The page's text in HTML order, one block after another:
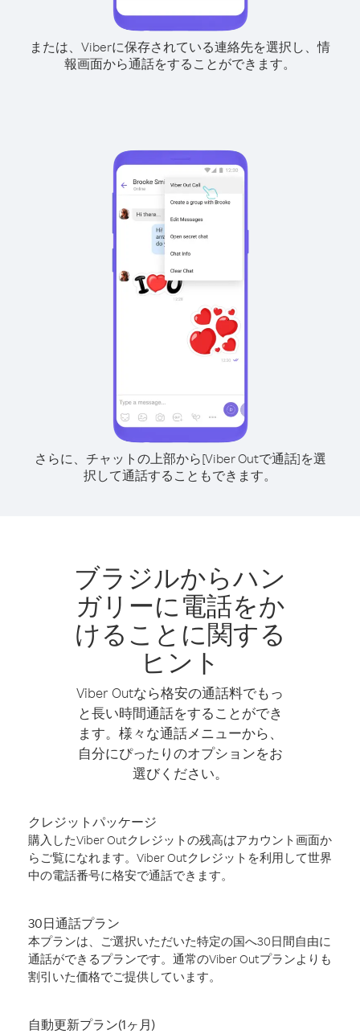
または、Viberに保存されている連絡先を選択し、情
報画面から通話をすることができます。
さらに、チャットの上部から[Viber Outで通話]を選
択して通話することもできます。
ブラジルからハン
ガリーに電話をか
けることに関する
ヒント
Viber Outなら格安の通話料でもっ
と長い時間通話をすることができ
ます。様々な通話メニューから、
自分にぴったりのオプションをお
選びください。
クレジットパッケージ
購入したViber Outクレジットの残高はアカウント画面か
らご覧になれます。Viber Outクレジットを利用して世界
中の電話番号に格安で通話できます。
30日通話プラン
本プランは、ご選択いただいた特定の国へ30日間自由に
通話ができるプランです。通常のViber Outプランよりも
割引いた価格でご提供しています。
自動更新プラン(1ヶ月)